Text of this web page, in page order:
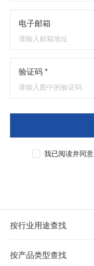
电子邮箱
验证码 *
我已阅读并同意
按行业用途查找
按产品类型查找